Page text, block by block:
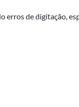
erros de digitação,